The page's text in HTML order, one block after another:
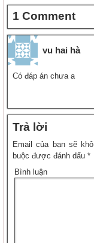
1 Comment
vu hai hà
Có đáp án chưa a
Trả lời
Email của bạn sẽ
buộc được đánh dấu *
Bình luận